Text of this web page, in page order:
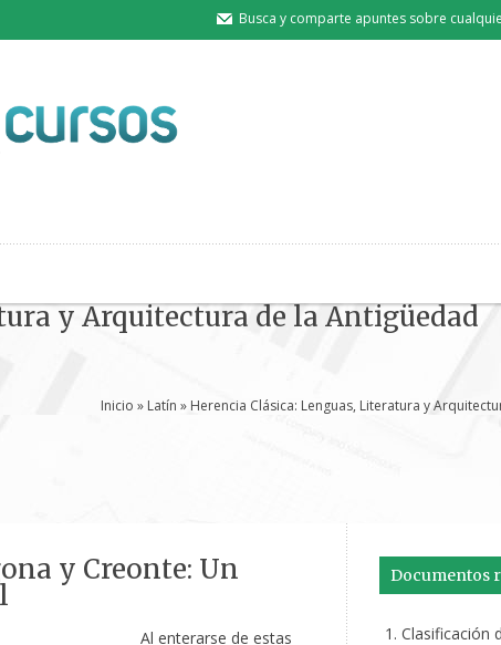
Busca y comparte apuntes sobre
y Arquitectura de la Antigüedad
Inicio » Latín » Herencia Clásica: Lenguas, Literatura y
y Creonte: Un
Al enterarse de estas
Documentos
Clasificación